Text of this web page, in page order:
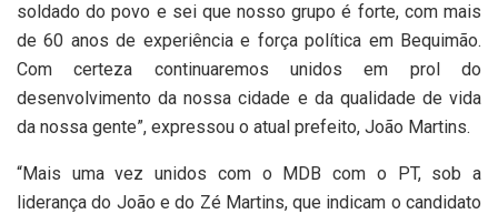
soldado do povo e sei que nosso grupo é forte, com mais
de 60 anos de experiência e força política em Bequimão.
Com certeza continuaremos unidos em prol do
desenvolvimento da nossa cidade e da qualidade de vida
da nossa gente”, expressou o atual prefeito, João Martins.
“Mais uma vez unidos com o MDB com o PT, sob a
liderança do João e do Zé Martins, que indicam o candidato